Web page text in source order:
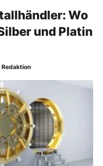
Wo
und Platin
Redaktion